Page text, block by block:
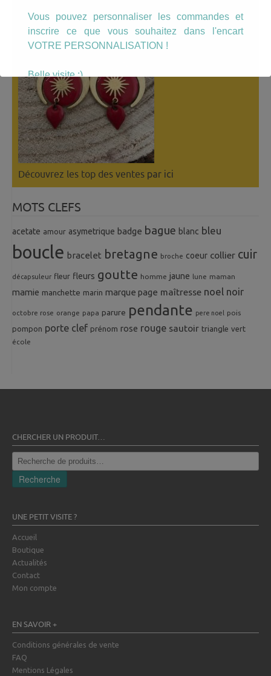
Découvrez les top des ventes par ici
MOTS CLEFS
acetate amour asymetrique badge bague blanc bleu
boucle bracelet bretagne broche coeur collier cuir
décapsuleur fleur fleurs goutte homme jaune lune maman
mamie manchette marin marque page maîtresse noel noir
octobre rose orange papa parure pendante pere noel pois
pompon porte clef prénom rose rouge sautoir triangle vert
école
CHERCHER UN PRODUIT…
Recherche
pour :
Recherche
UNE PETIT VISITE ?
Accueil
Boutique
Actualités
Contact
Mon compte
EN SAVOIR +
Conditions générales de vente
FAQ
Mentions Légales
Vous pouvez personnaliser les commandes et
inscrire ce que vous souhaitez dans l'encart
VOTRE PERSONNALISATION !
Belle visite :)